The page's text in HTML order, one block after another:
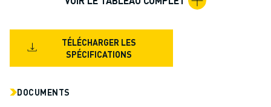
PALETTISATION
SOUDAGE PAR POINTS
DÉCOUPAGE PAR FIL EDM
TÉLÉCHARGER LES
SPÉCIFICATIONS
DOCUMENTS